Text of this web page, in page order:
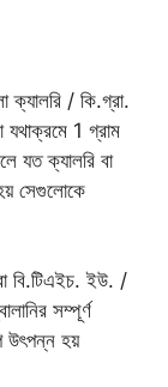
ক্যালরি / কি.গ্রা.
1 গ্রাম
যত ক্যালরি বা
সেগুলোকে
বি.টিএইচ. ইউ. /
সম্পূর্ণ
উৎপন্ন হয়